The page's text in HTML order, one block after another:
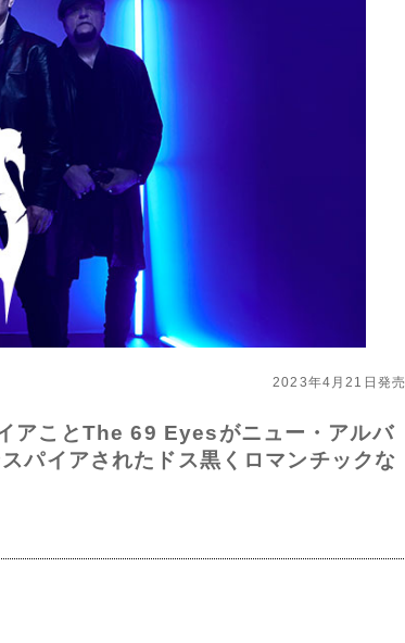
2023年4月21日発売
アことThe 69 Eyesがニュー・アルバ
パイアされたドス黒くロマンチックな